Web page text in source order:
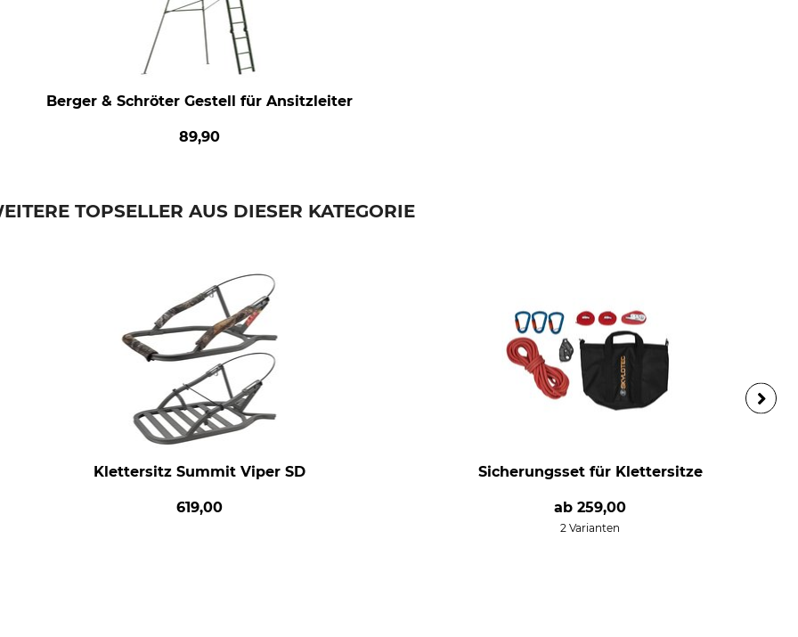
Berger & Schröter Gestell für Ansitzleiter
89,90
TOPSELLER AUS DIESER KATEGORIE
Klettersitz Summit Viper SD
619,00
Sicherungsset für Klettersitze
ab259,00
2 Varianten